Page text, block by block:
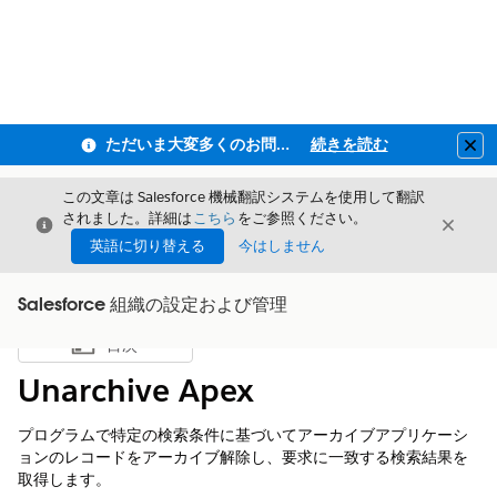
ただいま大変多くのお問い合わせをいただいており、ご連絡までにお時間を頂戴しております 続きを読む
閉じる
この文章は Salesforce 機械翻訳システムを使用して翻訳
されました。詳細はこちら をご参照ください。
英語に切り替える
今はしません
閉じる
Salesforce 組織の設定および管理
目次を表示
目次
Unarchive Apex
プログラムで特定の検索条件に基づいてアーカイブアプリケーシ
ョンのレコードをアーカイブ解除し、要求に一致する検索結果を
取得します。